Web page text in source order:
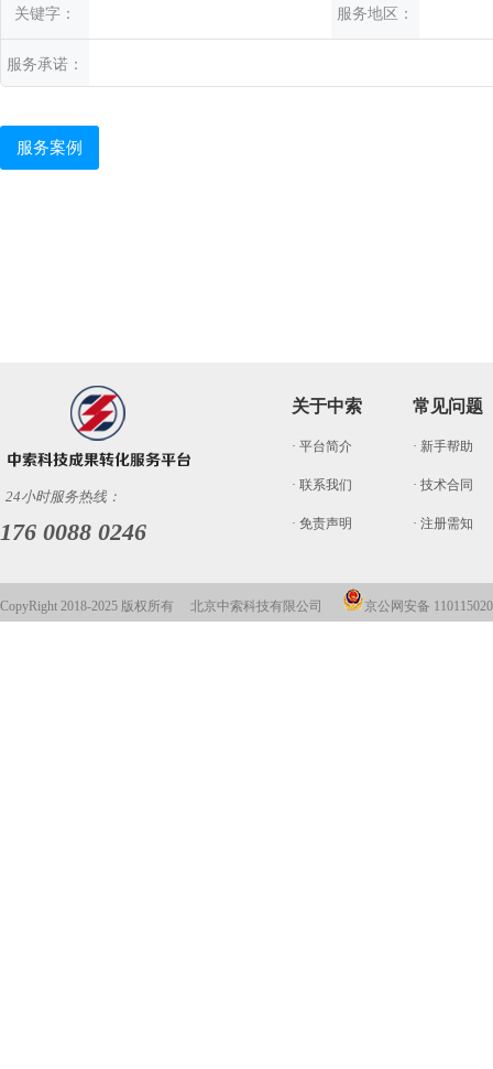
关键字： 服务地区：
服务承诺：
服务案例
24小时服务热线：
176 0088 0246
关于中索
· 平台简介
· 联系我们
· 免责声明
常见问题
· 新手帮助
· 技术合同
· 注册需知
CopyRight 2018-2025 版权所有 北京中索科技有限公司 京公网安备